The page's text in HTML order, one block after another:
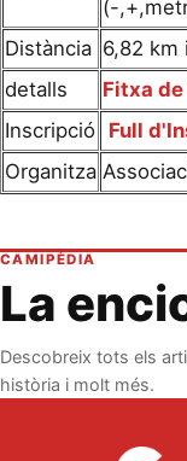
(-
Distància 6,82 km
detalls
Fitxa
Inscripció Full
Organitza
CAMIPÈDIA
La
Descobreix tots els
història i molt més.